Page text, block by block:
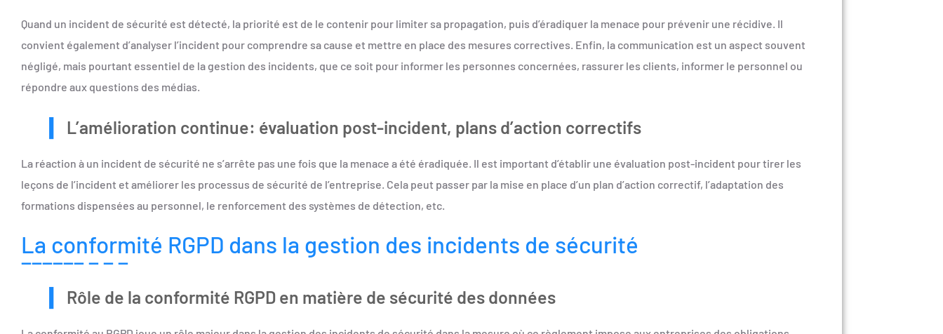
Quand un incident de sécurité est détecté, la priorité est de le contenir pour limiter sa propagation, puis d’éradiquer la menace pour prévenir une récidive. Il
convient également d’analyser l’incident pour comprendre sa cause et mettre en place des mesures correctives. Enfin, la communication est un aspect souvent
négligé, mais pourtant essentiel de la gestion des incidents, que ce soit pour informer les personnes concernées, rassurer les clients, informer le personnel ou
répondre aux questions des médias.
L’amélioration continue: évaluation post-incident, plans d’action correctifs
La réaction à un incident de sécurité ne s’arrête pas une fois que la menace a été éradiquée. Il est important d’établir une évaluation post-incident pour tirer les
leçons de l’incident et améliorer les processus de sécurité de l’entreprise. Cela peut passer par la mise en place d’un plan d’action correctif, l’adaptation des
formations dispensées au personnel, le renforcement des systèmes de détection, etc.
La conformité RGPD dans la gestion des incidents de sécurité
Rôle de la conformité RGPD en matière de sécurité des données